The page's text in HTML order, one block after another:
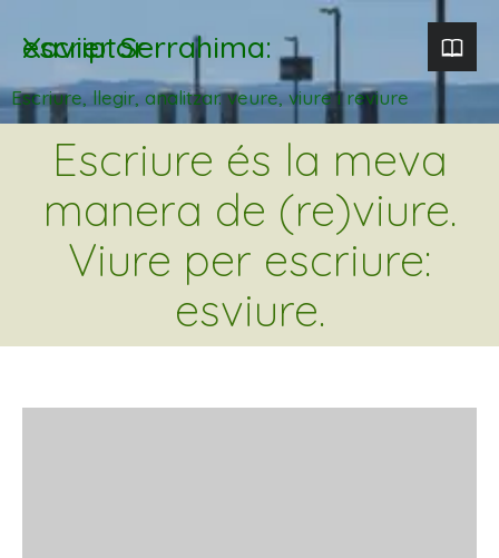
Xavier Serrahima: escriptor
Escriure, llegir, analitzar. veure, viure i reviure
Escriure és la meva
manera de (re)viure.
Viure per escriure:
esviure.